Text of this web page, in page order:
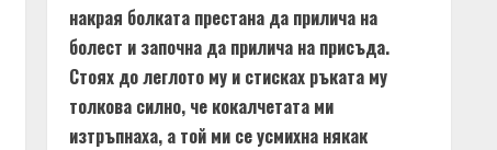
накрая болката престана да прилича на
болест и започна да прилича на присъда.
Стоях до леглото му и стисках ръката му
толкова силно, че кокалчетата ми
изтръпнаха, а той ми се усмихна някак